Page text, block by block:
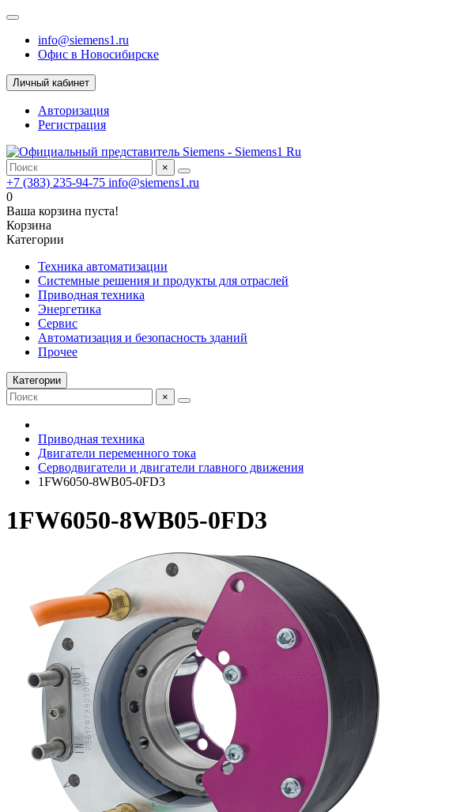
info@siemens1.ru
Офис в Новосибирске
Личный кабинет
Авторизация
Регистрация
×
+7 (383) 235-94-75 info@siemens1.ru
0
Ваша корзина пуста!
Корзина
Категории
Техника автоматизации
Системные решения и продукты для отраслей
Приводная техника
Энергетика
Сервис
Автоматизация и безопасность зданий
Прочее
Категории
×
Приводная техника
Двигатели переменного тока
Серводвигатели и двигатели главного движения
1FW6050-8WB05-0FD3
1FW6050-8WB05-0FD3